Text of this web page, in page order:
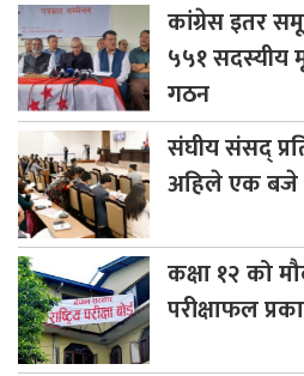
कांग्रेसइतर
५५१
गठन
संघीयसंसद्
अहिले एक बजे
कक्षा१२ को
परीक्षाफल